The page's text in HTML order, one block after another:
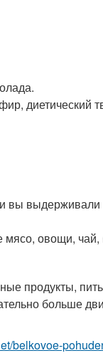
диетический
вы
мясо, овощи,
продукты,
больше
belkovoe-